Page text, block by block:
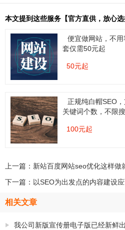
本文提到这些服务【官方直供，放心选
便宜做网站，不
套仅需50元起
50元起
正规纯白帽SEO
关键词个数，不限
100元起
上一篇： 新站百度网站seo优化这样做
下一篇： 以SEO为出发点的内容建设
相关文章
我公司新版宣传册电子版已经新鲜出